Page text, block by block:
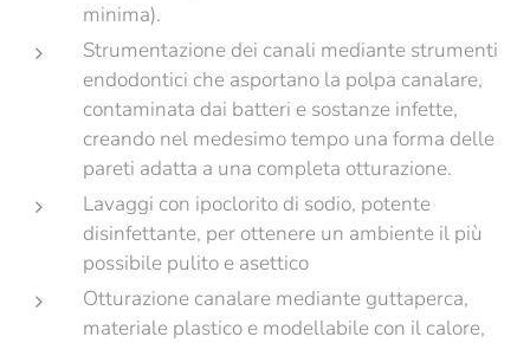
minima).
Strumentazione dei canali mediante strumenti
endodontici che asportano la polpa canalare,
contaminata dai batteri e sostanze infette,
creando nel medesimo tempo una forma delle
pareti adatta a una completa otturazione.
Lavaggi con ipoclorito di sodio, potente
disinfettante, per ottenere un ambiente il più
possibile pulito e asettico
Otturazione canalare mediante guttaperca,
materiale plastico e modellabile con il calore,